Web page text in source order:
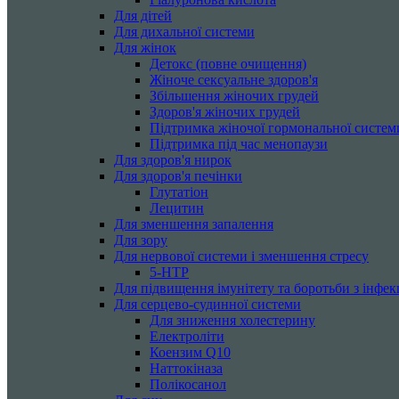
Для дітей
Для дихальної системи
Для жінок
Детокс (повне очищення)
Жіноче сексуальне здоров'я
Збільшення жіночих грудей
Здоров'я жіночих грудей
Підтримка жіночої гормональної
Підтримка під час менопаузи
Для здоров'я нирок
Для здоров'я печінки
Глутатіон
Лецитин
Для зменшення запалення
Для зору
Для нервової системи і зменшення стресу
5-HTP
Для підвищення імунітету та боротьби з
Для серцево-судинної системи
Для зниження холестерину
Електроліти
Коензим Q10
Наттокіназа
Полікосанол